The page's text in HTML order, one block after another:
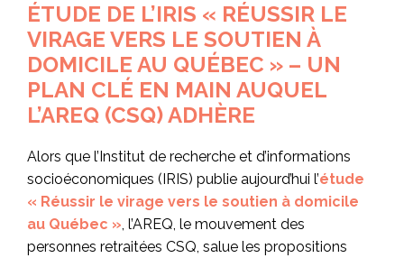
ÉTUDE DE L’IRIS « RÉUSSIR LE
VIRAGE VERS LE SOUTIEN À
DOMICILE AU QUÉBEC » – UN
PLAN CLÉ EN MAIN AUQUEL
L’AREQ (CSQ) ADHÈRE
Alors que l’Institut de recherche et d’informations
socioéconomiques (IRIS) publie aujourd’hui l’étude
« Réussir le virage vers le soutien à domicile
au Québec », l’AREQ, le mouvement des
personnes retraitées CSQ, salue les propositions